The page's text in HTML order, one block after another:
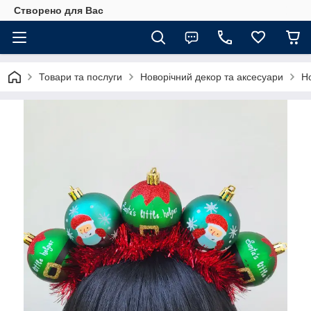
Створено для Вас
Товари та послуги Новорічний декор та аксесуари